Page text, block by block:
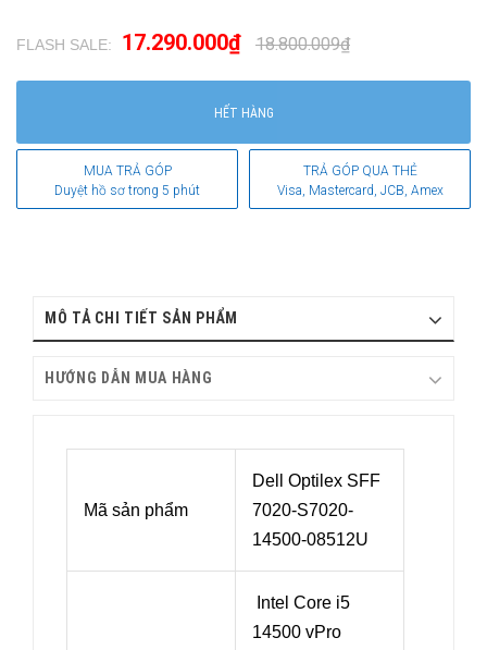
FLASH SALE: 17.290.000₫ 18.800.009₫
HẾT HÀNG
MUA TRẢ GÓP
Duyệt hồ sơ trong 5 phút
TRẢ GÓP QUA THẺ
Visa, Mastercard, JCB, Amex
MÔ TẢ CHI TIẾT SẢN PHẨM
HƯỚNG DẪN MUA HÀNG
Mã sản phẩm
Dell Optilex SFF
7020-S7020-
14500-08512U
Intel Core i5
14500 vPro